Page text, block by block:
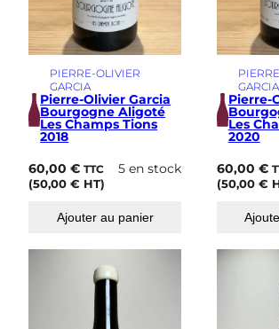
PIERRE-OLIVIER
GARCIA
Pierre-Olivier Garcia
Bourgogne Aligoté
Les Champs Tions
2018
60,00€ TTC
(50,00€ HT)
5 en stock
Ajouter au panier
GARCIA
Pierre-
Les
2020
60,00 €
(50,00 €